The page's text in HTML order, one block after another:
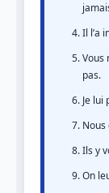
Il l’a
Vous
pas.
Je lui
Nous
Ils y
On